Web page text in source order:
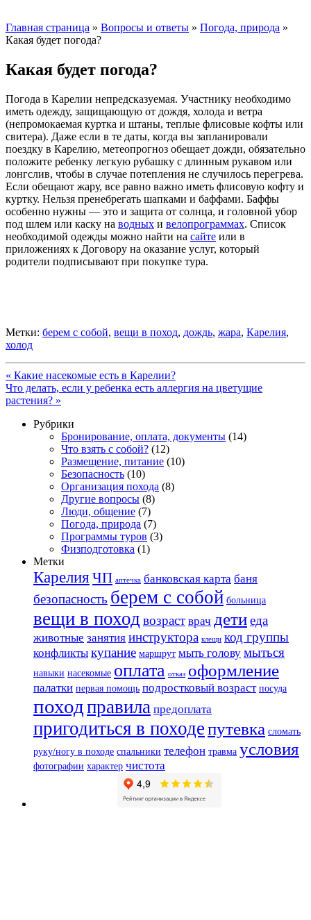
Главная страница » Вопросы и ответы » Погода, природа »
Какая будет погода?
Какая будет погода?
Погода в Карелии непредсказуемая. Участнику необходимо
иметь одежду, защищающую от дождя, холода и ветра
(непромокаемая куртка и штаны, теплые флисовые кофты или
свитера). Даже если в те даты, когда вы запланировали
поездку в Карелию, метеопрогноз обещает дожди, обязательно
положите ребенку легкую рубашку с длинным рукавом или
лонгслив, чтобы в случае потепления не случилось перегрева.
Если обещают жару, все равно важно иметь флисовую кофту и
куртку. Нельзя пренебрегать шапками и баффами. Баффы
особенно нужны — это и защита от солнца, и головной убор
под шлем или каску на водных и велопрограммах. Список
необходимой одежды можно найти на сайте или в
приложениях к Договору на оказание услуг, который
родители подписывают при покупке тура.
Метки: берем с собой, вещи в поход, дождь, жара, Карелия,
холод
« Какие насекомые есть в Карелии?
Что делать, если у ребенка есть аллергия на цветущие
растения? »
Рубрики
Бронирование, оплата, документы (14)
Что взять с собой? (12)
Размещение, питание (10)
Безопасность (10)
Организация похода (8)
Другие вопросы (8)
Люди, общение (7)
Погода, природа (7)
Программы туров (3)
Физподготовка (1)
Метки
Карелия ЧП аптечка банковская карта баня
безопасность берем с собой больница
вещи в поход возраст врач детиеда
животные занятия инструктора клещи код группы
конфликты купание маршрут мыть голову мыться
навыки насекомые оплата отказ оформление
палатки первая помощь подростковый возраст посуда
походправила предоплата
пригодиться в походепутевка сломать
руку/ногу в походе спальники телефон травма условия
фотографии характер чистота